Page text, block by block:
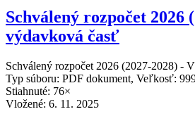
Schválený rozpočet 2026
výdavková časť
Schválený rozpočet 2026 (2027-2028) -
Typ súboru: PDF dokument, Veľkosť:
Stiahnuté: 76×
Vložené: 6. 11. 2025